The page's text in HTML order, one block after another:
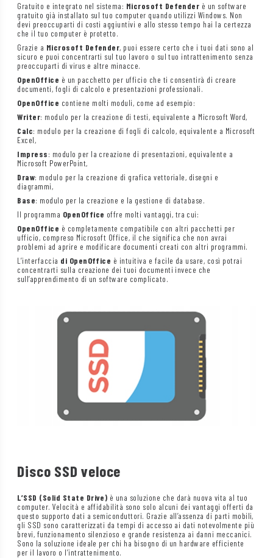
Gratuito e integrato nel sistema: Microsoft Defender è un software
gratuito già installato sul tuo computer quando utilizzi Windows. Non
devi preoccuparti di costi aggiuntivi e allo stesso tempo hai la certezza
che il tuo computer è protetto.
Grazie a Microsoft Defender, puoi essere certo che i tuoi dati sono al
sicuro e puoi concentrarti sul tuo lavoro o sul tuo intrattenimento senza
preoccuparti di virus e altre minacce.
OpenOffice è un pacchetto per ufficio che ti consentirà di creare
documenti, fogli di calcolo e presentazioni professionali.
OpenOffice contiene molti moduli, come ad esempio:
Writer: modulo per la creazione di testi, equivalente a Microsoft Word,
Calc: modulo per la creazione di fogli di calcolo, equivalente a Microsoft
Excel,
Impress: modulo per la creazione di presentazioni, equivalente a
Microsoft PowerPoint,
Draw: modulo per la creazione di grafica vettoriale, disegni e
diagrammi,
Base: modulo per la creazione e la gestione di database.
Il programma OpenOffice offre molti vantaggi, tra cui:
OpenOffice è completamente compatibile con altri pacchetti per
ufficio, compreso Microsoft Office, il che significa che non avrai
problemi ad aprire e modificare documenti creati con altri programmi.
L’interfaccia di OpenOffice è intuitiva e facile da usare, così potrai
concentrarti sulla creazione dei tuoi documenti invece che
sull’apprendimento di un software complicato.
Disco SSD veloce
L’SSD (Solid State Drive) è una soluzione che darà nuova vita al tuo
computer. Velocità e affidabilità sono solo alcuni dei vantaggi offerti da
questo supporto dati a semiconduttori. Grazie all’assenza di parti mobili,
gli SSD sono caratterizzati da tempi di accesso ai dati notevolmente più
brevi, funzionamento silenzioso e grande resistenza ai danni meccanici.
Sono la soluzione ideale per chi ha bisogno di un hardware efficiente
per il lavoro o l’intrattenimento.